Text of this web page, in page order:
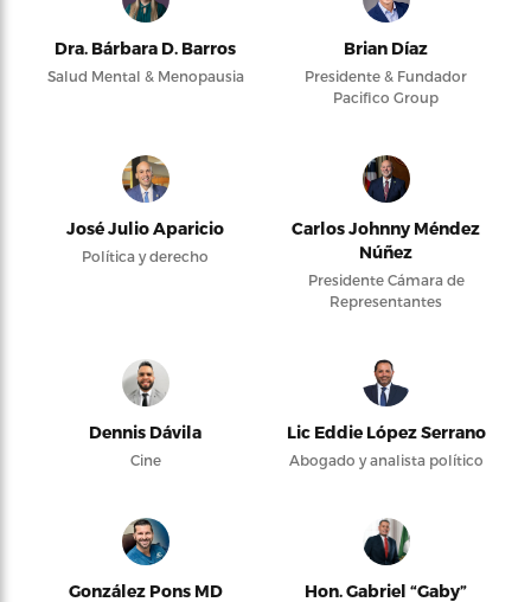
Dra. Bárbara D. Barros
Salud Mental & Menopausia
Brian Díaz
Presidente & Fundador
Pacifico Group
José Julio Aparicio
Política y derecho
Carlos Johnny Méndez
Núñez
Presidente Cámara de
Representantes
Dennis Dávila
Cine
Lic Eddie López Serrano
Abogado y analista político
González Pons MD
Hon. Gabriel “Gaby”